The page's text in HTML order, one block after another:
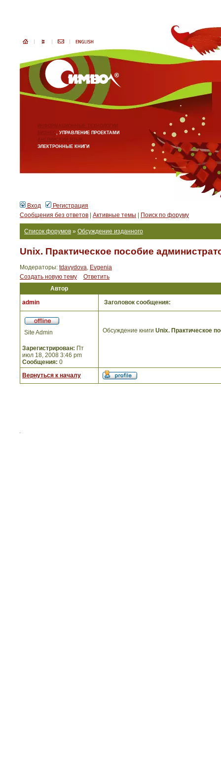
ИНФОРМАЦИОННЫЕ ТЕХНОЛОГИИ
БИЗНЕС, УПРАВЛЕНИЕ ПРОЕКТАМИ
АНГЛИЙСКИЙ ЯЗЫК
ЭЛЕКТРОННЫЕ КНИГИ
Вход
Регистрация
Сообщения без ответов
Активные темы Поиск по форуму
Список форумов » Обсуждение изданного
Unix. Практическое пособие
Модераторы: tdavydova, Evgenia
Создать новую тему
Ответить
Автор
admin
Заголовок сообщения:
Site Admin
Зарегистрирован: Пт
июл 18, 2008 3:46 pm
Сообщения: 0
Обсуждение книги Unix. Практическое
Вернуться к началу